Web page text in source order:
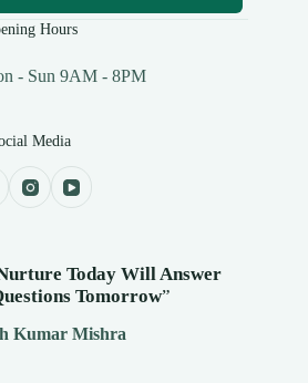
Hours
- Sun 9AM - 8PM
Media
Today Will Answer
Tomorrow”
Kumar Mishra